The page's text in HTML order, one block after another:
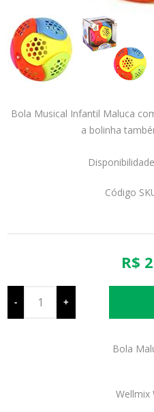
Bola Musical Infantil Maluca
a bolinha
Código
R$
- +
Bola
Wellmix